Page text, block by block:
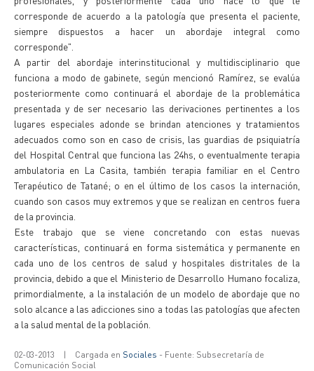
corresponde de acuerdo a la patología que presenta el paciente,
siempre dispuestos a hacer un abordaje integral como
corresponde".
A partir del abordaje interinstitucional y multidisciplinario que
funciona a modo de gabinete, según mencionó Ramírez, se evalúa
posteriormente como continuará el abordaje de la problemática
presentada y de ser necesario las derivaciones pertinentes a los
lugares especiales adonde se brindan atenciones y tratamientos
adecuados como son en caso de crisis, las guardias de psiquiatría
del Hospital Central que funciona las 24hs, o eventualmente terapia
ambulatoria en La Casita, también terapia familiar en el Centro
Terapéutico de Tatané; o en el último de los casos la internación,
cuando son casos muy extremos y que se realizan en centros fuera
de la provincia.
Este trabajo que se viene concretando con estas nuevas
características, continuará en forma sistemática y permanente en
cada uno de los centros de salud y hospitales distritales de la
provincia, debido a que el Ministerio de Desarrollo Humano focaliza,
primordialmente, a la instalación de un modelo de abordaje que no
solo alcance a las adicciones sino a todas las patologías que afecten
a la salud mental de la población.
02-03-2013 | Cargada en Sociales - Fuente: Subsecretaría de
Comunicación Social